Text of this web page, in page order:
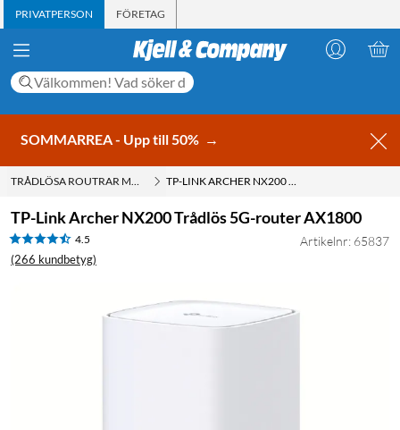
PRIVATPERSON FÖRETAG
SOMMARREA - Upp till 50% →
TRÅDLÖSA ROUTRAR MED WIFI TP-LINK ARCHER NX200 TRÅDLÖS 5G-ROUTER AX1800
TP-Link Archer NX200 Trådlös 5G-router AX1800
4.5
(266 kundbetyg)
Artikelnr: 65837